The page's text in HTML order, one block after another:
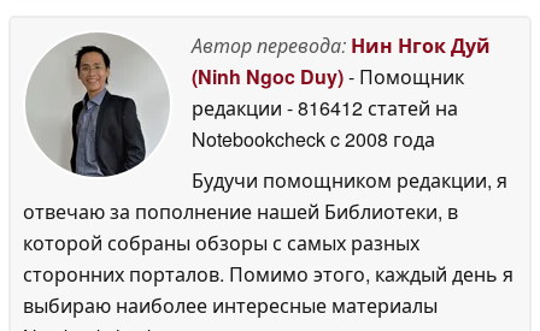
Автор перевода: Нин Нгок Дуй
(Ninh Ngoc Duy)- Помощник
редакции - 816412 статей на
Notebookcheckc 2008 года
Будучи помощником редакции, я
отвечаю за пополнение нашей Библиотеки, в
которой собраны обзоры с самых разных
сторонних порталов. Помимо этого, каждый день я
выбираю наиболее интересные материалы